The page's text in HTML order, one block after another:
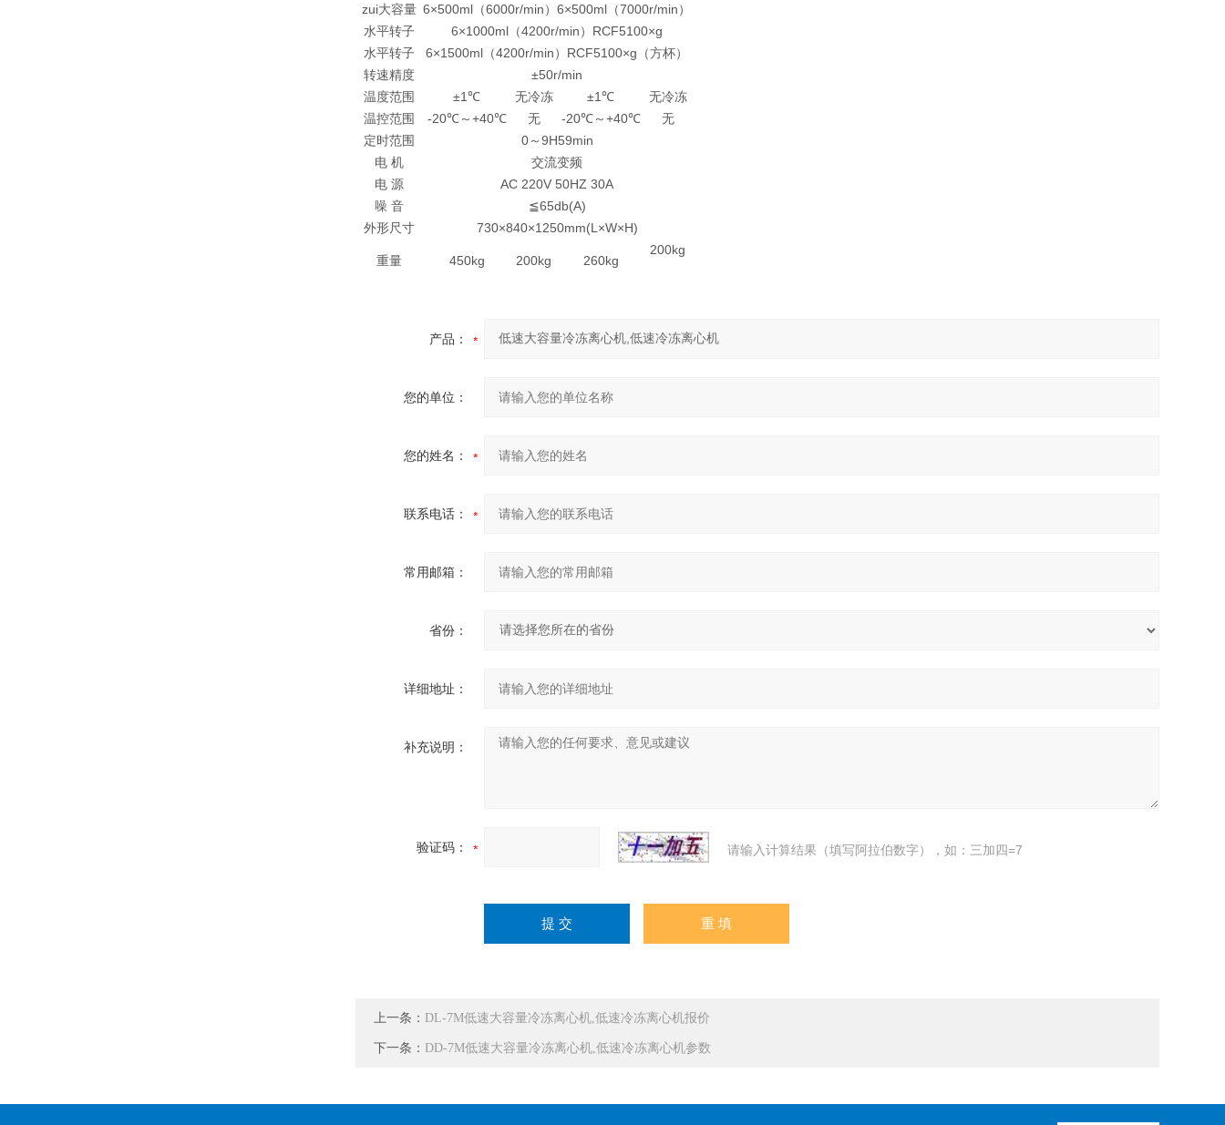
zui大容量 6×500ml（6000r/min） 6×500ml（7000r/min）
水平转子
6×1000ml（4200r/min）RCF5100×g
水平转子
6×1500ml（4200r/min）RCF5100×g（方杯）
转速精度
±50r/min
温度范围
±1℃ 无冷冻 ±1℃
无冷冻
温控范围
-20℃～+40℃ 无 -20℃～+40℃
无
定时范围
0～9H59min
电 机
交流变频
电 源
AC 220V 50HZ 30A
噪 音
≦65db(A)
外形尺寸
730×840×1250mm(L×W×H)
重量 450kg 200kg 260kg
200kg
产品：
您的单位：
您的姓名：
联系电话：
常用邮箱：
省份：
详细地址：
补充说明：
验证码： 请输入计算结果（填写阿拉伯数字），如：三加四=7
上一条： DL-7M低速大容量冷冻离心机,低速冷冻离心机报价
下一条： DD-7M低速大容量冷冻离心机,低速冷冻离心机参数